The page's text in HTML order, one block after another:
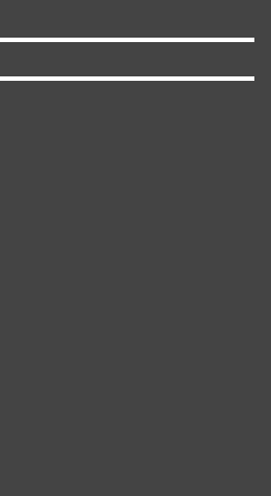
है।
के बैक में Galaxy A37 की